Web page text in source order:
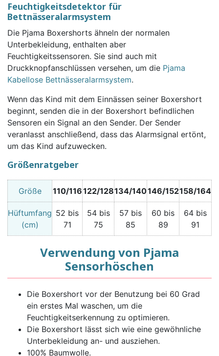
Feuchtigkeitsdetektor für
Bettnässeralarmsystem
Die Pjama Boxershorts ähneln der normalen
Unterbekleidung, enthalten aber
Feuchtigkeitssensoren. Sie sind auch mit
Druckknopfanschlüssen versehen, um die Pjama
Kabellose Bettnässeralarmsystem.
Wenn das Kind mit dem Einnässen seiner Boxershort
beginnt, senden die in der Boxershort befindlichen
Sensoren ein Signal an den Sender. Der Sender
veranlasst anschließend, dass das Alarmsignal ertönt,
um das Kind aufzuwecken.
Größenratgeber
Größe 110/116122/128134/140146/152158/164
Hüftumfang
(cm)
52 bis
71
54 bis
75
57 bis
85
60 bis
89
64 bis
91
Verwendung von Pjama
Sensorhöschen
Die Boxershort vor der Benutzung bei 60 Grad
ein erstes Mal waschen, um die
Feuchtigkeitserkennung zu optimieren.
Die Boxershort lässt sich wie eine gewöhnliche
Unterbekleidung an- und ausziehen.
100% Baumwolle.